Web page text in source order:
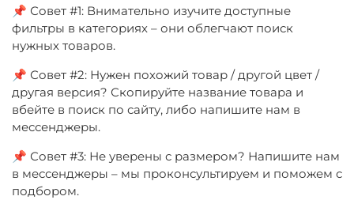
📌 Совет #1: Внимательно изучите доступные
фильтры в категориях – они облегчают поиск
нужных товаров.
📌 Совет #2: Нужен похожий товар / другой цвет /
другая версия? Скопируйте название товара и
вбейте в поиск по сайту, либо напишите нам в
мессенджеры.
📌 Совет #3: Не уверены с размером? Напишите нам
в мессенджеры – мы проконсультируем и поможем с
подбором.